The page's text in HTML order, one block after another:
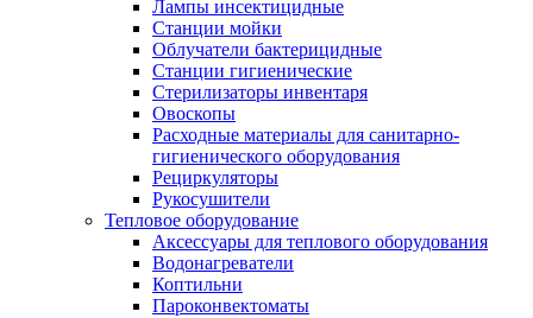
Лампы инсектицидные
Станции мойки
Облучатели бактерицидные
Станции гигиенические
Стерилизаторы инвентаря
Овоскопы
Расходные материалы для санитарно-
гигиенического оборудования
Рециркуляторы
Рукосушители
Тепловое оборудование
Аксессуары для теплового оборудования
Водонагреватели
Коптильни
Пароконвектоматы